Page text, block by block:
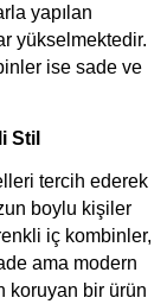
yapılan
yükselmektedir.
ise sade ve
Stil
tercih ederek
boylu kişiler
iç kombinler,
ama modern
koruyan bir ürün